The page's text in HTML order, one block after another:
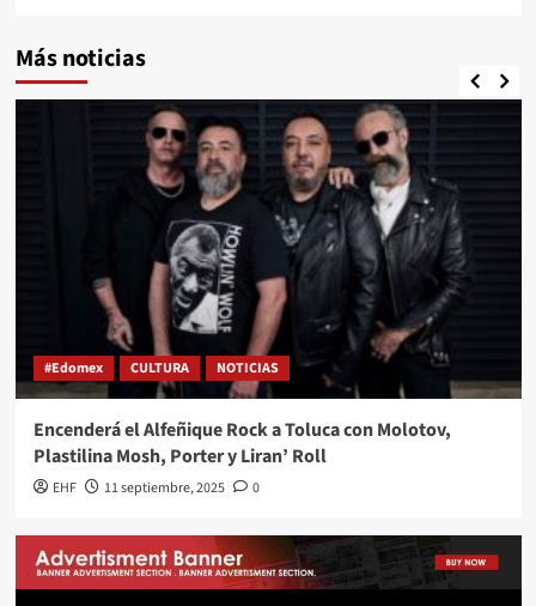
Más noticias
#Edomex CULTURA NOTICIAS
Encenderá el Alfeñique Rock a Toluca con Molotov,
Plastilina Mosh, Porter y Liran’ Roll
EHF 11 septiembre, 2025 0